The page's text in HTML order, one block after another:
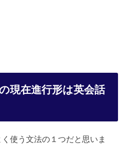
現在進行形は英会話
使う文法の１つだと思いま